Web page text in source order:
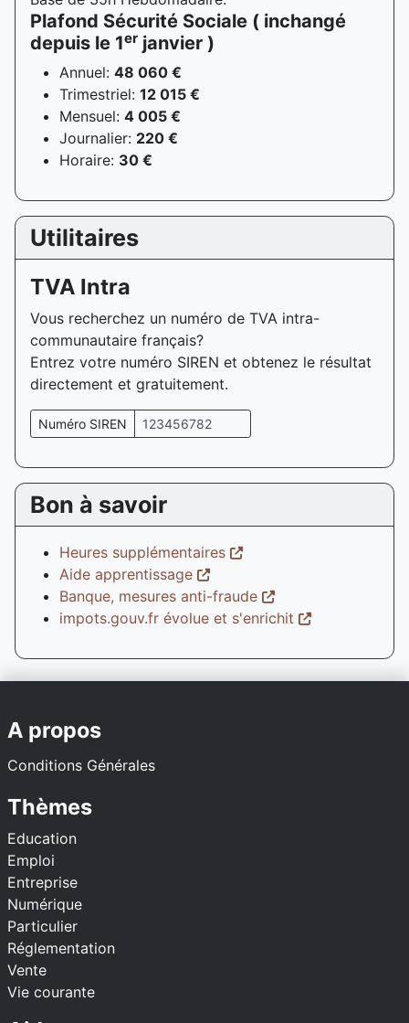
Plafond Sécurité Sociale ( inchangé
depuis le 1er janvier )
Annuel: 48 060 €
Trimestriel: 12 015 €
Mensuel: 4 005 €
Journalier: 220 €
Horaire: 30 €
Utilitaires
TVA Intra
Vous recherchez un numéro de TVA intra-
communautaire français?
Entrez votre numéro SIREN et obtenez le résultat
directement et gratuitement.
Numéro SIREN
Bon à savoir
Heures supplémentaires
Aide apprentissage
Banque, mesures anti-fraude
impots.gouv.fr évolue et s'enrichit
A propos
Conditions Générales
Thèmes
Education
Emploi
Entreprise
Numérique
Particulier
Réglementation
Vente
Vie courante